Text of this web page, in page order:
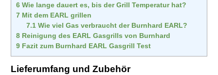
6 Wie lange dauert es, bis der Grill Temperatur hat?
7 Mit dem EARL grillen
7.1Wie viel Gas verbraucht der Burnhard EARL?
8 Reinigung des EARL Gasgrills von Burnhard
9 Fazit zum Burnhard EARL Gasgrill Test
Lieferumfang und Zubehör